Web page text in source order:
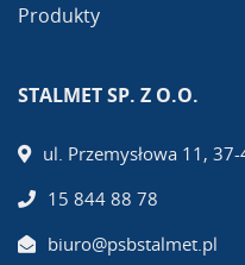
Produkty
STALMET SP. Z O.O.
ul. Przemysłowa 11,
15 844 88 78
biuro@psbstalmet.pl